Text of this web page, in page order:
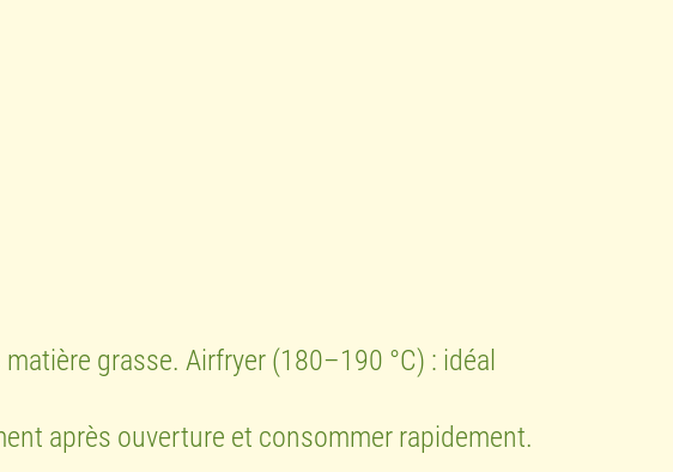
grasse. Airfryer (180–190 °C) : idéal
après ouverture et consommer rapidement.